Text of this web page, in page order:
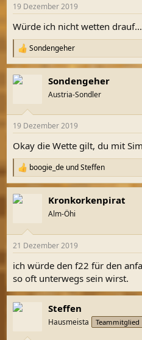
e
:
19 Dezember 2019
Würde ich nicht wetten
R
e
a
k
e
:
Sondengeher
Sondengeher
Austria-Sondler
19 Dezember 2019
Okay die Wette gilt, du mit
R
e
a
k
e
:
boogie_de undSteffen
Kronkorkenpirat
Alm-Öhi
21 Dezember 2019
ich würde den f22 für den
so oft unterwegs sein wirst.
Steffen
Hausmeista Teammitglied